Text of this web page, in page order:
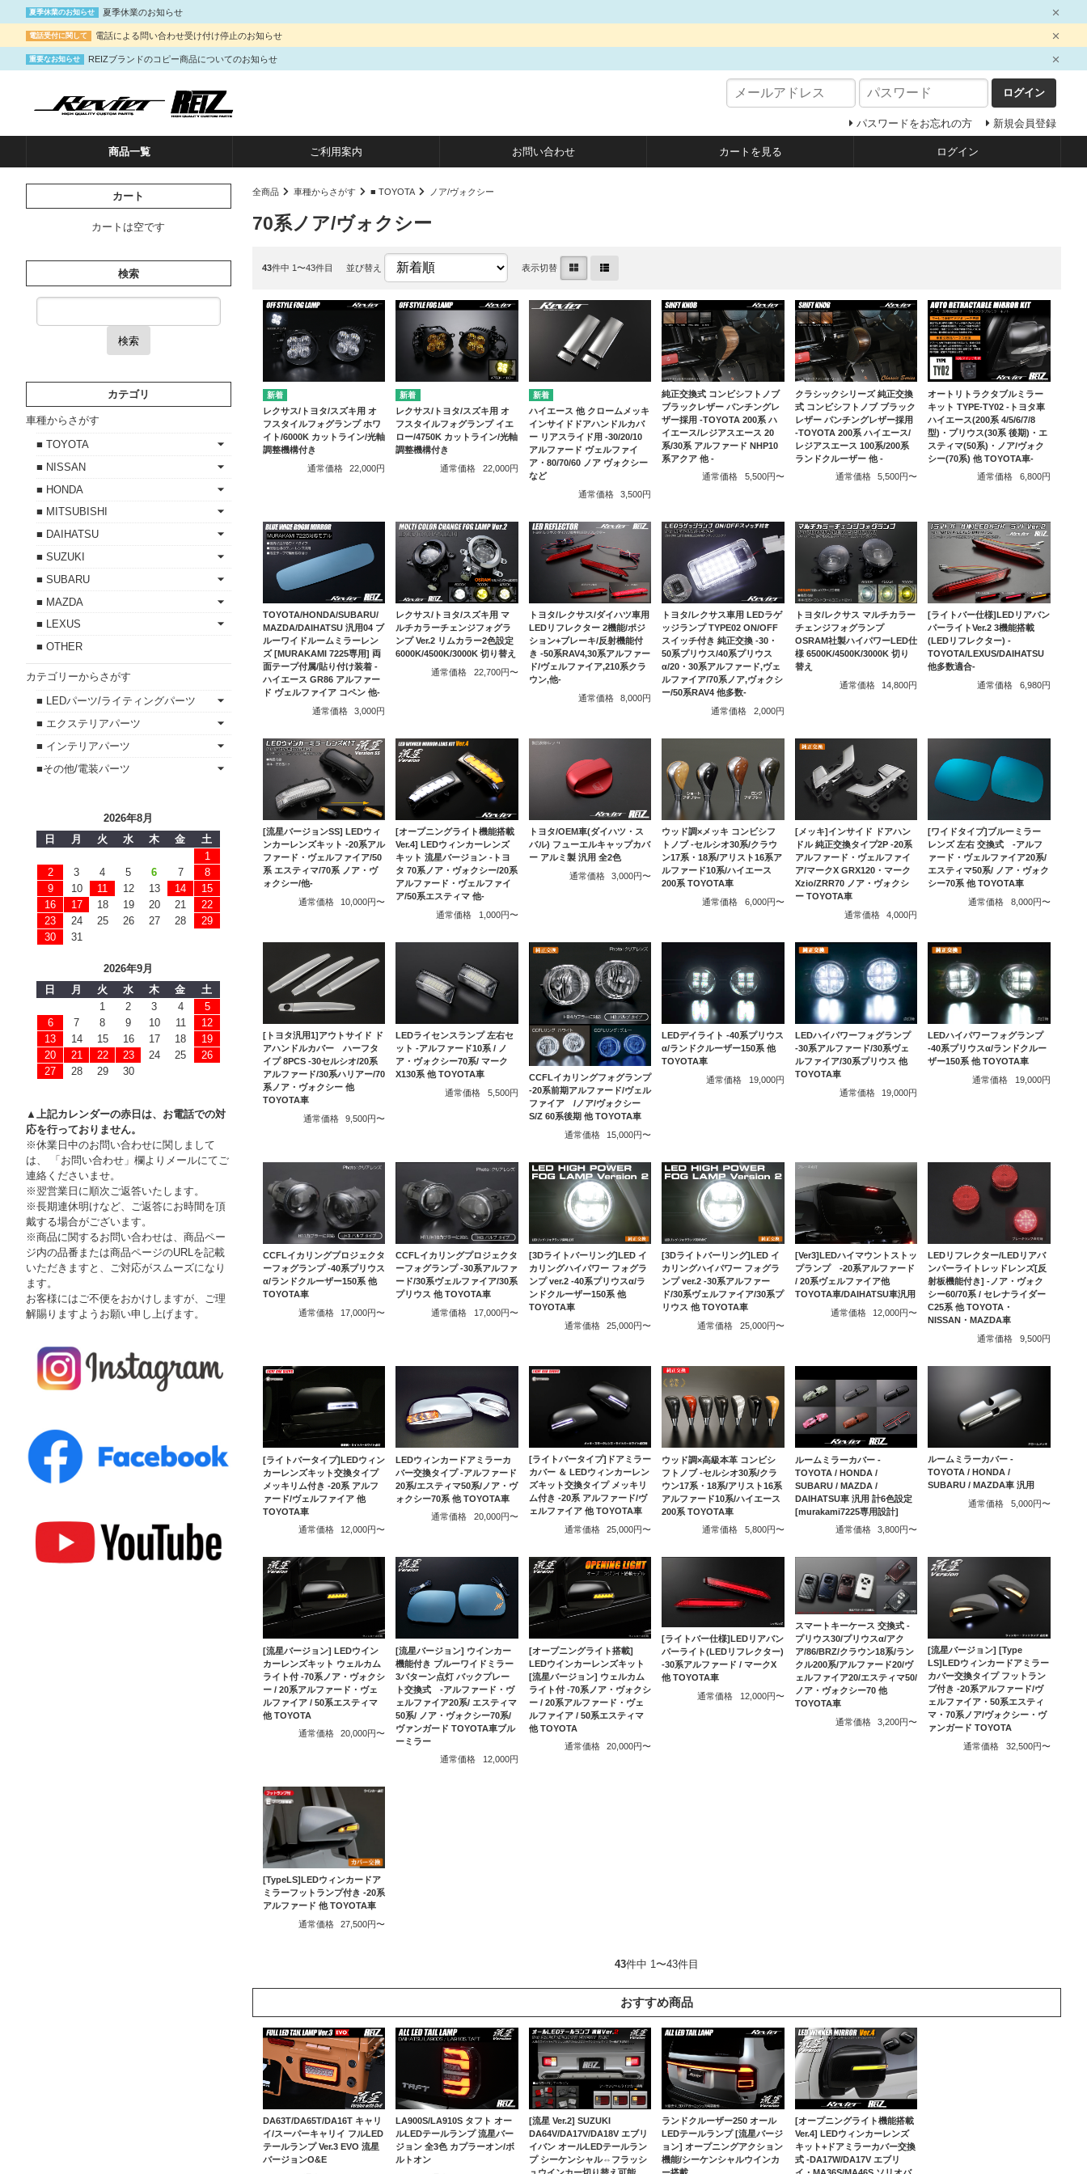
夏季休業のお知らせ 夏季休業のお知らせ
電話受付に関して 電話による問い合わせ受け付け停止のお知らせ
重要なお知らせ REIZブランドのコピー商品についてのお知らせ
ログイン
パスワードをお忘れの方 新規会員登録
商品一覧 ご利用案内 お問い合わせ カートを見る ログイン
全商品 車種からさがす ■ TOYOTA ノア/ヴォクシー
70系ノア/ヴォクシー
43件中 1〜43件目 並び替え 表示切替
レクサス/トヨタ/スズキ用 オ
フスタイルフォグランプ ホワ
イト/6000K カットライン/光軸
調整機構付き
通常価格
22,000円
レクサス/トヨタ/スズキ用 オ
フスタイルフォグランプ イエ
ロー/4750K カットライン/光軸
調整機構付き
通常価格
22,000円
ハイエース 他 クロームメッキ
インサイドドアハンドルカバ
ー リアスライド用 -30/20/10
アルファード ヴェルファイ
ア・80/70/60 ノア ヴォクシー
など
通常価格
3,500円
純正交換式 コンビシフトノブ
ブラックレザー パンチングレ
ザー採用 -TOYOTA 200系 ハ
イエース/レジアスエース 20
系/30系 アルファード NHP10
系アクア 他 -
通常価格
5,500円〜
クラシックシリーズ 純正交換
式 コンビシフトノブ ブラック
レザー パンチングレザー採用
-TOYOTA 200系 ハイエース/
レジアスエース 100系/200系
ランドクルーザー 他 -
通常価格
5,500円〜
オートリトラクタブルミラー
キット TYPE-TY02 -トヨタ車
ハイエース(200系 4/5/6/7/8
型)・プリウス(30系 後期)・エ
スティマ(50系)・ノア/ヴォク
シー(70系) 他 TOYOTA車-
通常価格
6,800円
TOYOTA/HONDA/SUBARU/
MAZDA/DAIHATSU 汎用04 ブ
ルーワイドルームミラーレン
ズ [MURAKAMI 7225専用] 両
面テープ付属/貼り付け装着 -
ハイエース GR86 アルファー
ド ヴェルファイア コペン 他-
通常価格
3,000円
レクサス/トヨタ/スズキ用 マ
ルチカラーチェンジフォグラ
ンプ Ver.2 リムカラー2色設定
6000K/4500K/3000K 切り替え
通常価格
22,700円〜
トヨタ/レクサス/ダイハツ車用
LEDリフレクター 2機能/ポジ
ション+ブレーキ/反射機能付
き -50系RAV4,30系アルファー
ド/ヴェルファイア,210系クラ
ウン,他-
通常価格
8,000円
トヨタ/レクサス車用 LEDラゲ
ッジランプ TYPE02 ON/OFF
スイッチ付き 純正交換 -30・
50系プリウス/40系プリウス
α/20・30系アルファード,ヴェ
ルファイア/70系ノア,ヴォクシ
ー/50系RAV4 他多数-
通常価格
2,000円
トヨタ/レクサス マルチカラー
チェンジフォグランプ
OSRAM社製ハイパワーLED仕
様 6500K/4500K/3000K 切り
替え
通常価格
14,800円
[ライトバー仕様]LEDリアバン
パーライトVer.2 3機能搭載
(LEDリフレクター) -
TOYOTA/LEXUS/DAIHATSU
他多数適合-
通常価格
6,980円
[流星バージョンSS] LEDウィ
ンカーレンズキット -20系アル
ファード・ヴェルファイア/50
系 エスティマ/70系 ノア・ヴ
ォクシー/他-
通常価格
10,000円〜
[オープニングライト機能搭載
Ver.4] LEDウィンカーレンズ
キット 流星バージョン -トヨ
タ 70系ノア・ヴォクシー/20系
アルファード・ヴェルファイ
ア/50系エスティマ 他-
通常価格
1,000円〜
トヨタ/OEM車(ダイハツ・ス
バル) フューエルキャップカバ
ー アルミ製 汎用 全2色
通常価格
3,000円〜
ウッド調×メッキ コンビシフ
トノブ -セルシオ30系/クラウ
ン17系・18系/アリスト16系ア
ルファード10系/ハイエース
200系 TOYOTA車
通常価格
6,000円〜
[メッキ]インサイド ドアハン
ドル 純正交換タイプ2P -20系
アルファード・ヴェルファイ
ア/マークX GRX120・マーク
Xzio/ZRR70 ノア・ヴォクシ
ー TOYOTA車
通常価格
4,000円
[ワイドタイプ]ブルーミラー
レンズ 左右 交換式 -アルフ
ァード・ヴェルファイア20系/
エスティマ50系/ ノア・ヴォク
シー70系 他 TOYOTA車
通常価格
8,000円〜
[トヨタ汎用1]アウトサイド ド
アハンドルカバー ハーフタ
イプ 8PCS -30セルシオ/20系
アルファード/30系ハリアー/70
系ノア・ヴォクシー 他
TOYOTA車
通常価格
9,500円〜
LEDライセンスランプ 左右セ
ット -アルファード10系 / ノ
ア・ヴォクシー70系/ マーク
X130系 他 TOYOTA車
通常価格
5,500円
CCFLイカリングフォグランプ
-20系前期アルファード/ヴェル
ファイア /ノア/ヴォクシー
S/Z 60系後期 他 TOYOTA車
通常価格
15,000円〜
LEDデイライト -40系プリウス
α/ランドクルーザー150系 他
TOYOTA車
通常価格
19,000円
LEDハイパワーフォグランプ
-30系アルファード/30系ヴェ
ルファイア/30系プリウス 他
TOYOTA車
通常価格
19,000円
LEDハイパワーフォグランプ
-40系プリウスα/ランドクルー
ザー150系 他 TOYOTA車
通常価格
19,000円
CCFLイカリングプロジェクタ
ーフォグランプ -40系プリウス
α/ランドクルーザー150系 他
TOYOTA車
通常価格
17,000円〜
CCFLイカリングプロジェクタ
ーフォグランプ -30系アルファ
ード/30系ヴェルファイア/30系
プリウス 他 TOYOTA車
通常価格
17,000円〜
[3Dライトバーリング]LED イ
カリングハイパワー フォグラ
ンプ ver.2 -40系プリウスα/ラ
ンドクルーザー150系 他
TOYOTA車
通常価格
25,000円〜
[3Dライトバーリング]LED イ
カリングハイパワー フォグラ
ンプ ver.2 -30系アルファー
ド/30系ヴェルファイア/30系プ
リウス 他 TOYOTA車
通常価格
25,000円〜
[Ver3]LEDハイマウントストッ
プランプ -20系アルファード
/ 20系ヴェルファイア他
TOYOTA車/DAIHATSU車汎用
通常価格
12,000円〜
LEDリフレクター/LEDリアバ
ンパーライトレッドレンズ[反
射板機能付き] -ノア・ヴォク
シー60/70系 / セレナライダー
C25系 他 TOYOTA・
NISSAN・MAZDA車
通常価格
9,500円
[ライトバータイプ]LEDウィン
カーレンズキット交換タイプ
メッキリム付き -20系 アルフ
ァード/ヴェルファイア 他
TOYOTA車
通常価格
12,000円〜
LEDウィンカードアミラーカ
バー交換タイプ -アルファード
20系/エスティマ50系/ノア・ヴ
ォクシー70系 他 TOYOTA車
通常価格
20,000円〜
[ライトバータイプ]ドアミラー
カバー ＆ LEDウィンカーレン
ズキット交換タイプ メッキリ
ム付き -20系 アルファード/ヴ
ェルファイア 他 TOYOTA車
通常価格
25,000円〜
ウッド調×高級本革 コンビシ
フトノブ -セルシオ30系/クラ
ウン17系・18系/アリスト16系
アルファード10系/ハイエース
200系 TOYOTA車
通常価格
5,800円〜
ルームミラーカバー -
TOYOTA / HONDA /
SUBARU / MAZDA /
DAIHATSU車 汎用 計6色設定
[murakami7225専用設計]
通常価格
3,800円〜
ルームミラーカバー -
TOYOTA / HONDA /
SUBARU / MAZDA車 汎用
通常価格
5,000円〜
[流星バージョン] LEDウイン
カーレンズキット ウェルカム
ライト付 -70系ノア・ヴォクシ
ー / 20系アルファード・ヴェ
ルファイア / 50系エスティマ
他 TOYOTA
通常価格
20,000円〜
[流星バージョン] ウインカー
機能付き ブルーワイドミラー
3パターン点灯 バックプレー
ト交換式 -アルファード・ヴ
ェルファイア20系/ エスティマ
50系/ ノア・ヴォクシー70系/
ヴァンガード TOYOTA車ブル
ーミラー
通常価格
12,000円
[オープニングライト搭載]
LEDウインカーレンズキット
[流星バージョン] ウェルカム
ライト付 -70系ノア・ヴォクシ
ー / 20系アルファード・ヴェ
ルファイア / 50系エスティマ
他 TOYOTA
通常価格
20,000円〜
[ライトバー仕様]LEDリアバン
パーライト(LEDリフレクター)
-30系アルファード / マークX
他 TOYOTA車
通常価格
12,000円〜
スマートキーケース 交換式 -
プリウス30/プリウスα/アク
ア/86/BRZ/クラウン18系/ラン
クル200系/アルファード20/ヴ
ェルファイア20/エスティマ50/
ノア・ヴォクシー70 他
TOYOTA車
通常価格
3,200円〜
[流星バージョン] [Type
LS]LEDウィンカードアミラー
カバー交換タイプ フットラン
プ付き -20系アルファード/ヴ
ェルファイア・50系エスティ
マ・70系ノア/ヴォクシー・ヴ
ァンガード TOYOTA
通常価格
32,500円〜
[TypeLS]LEDウィンカードア
ミラーフットランプ付き -20系
アルファード 他 TOYOTA車
通常価格
27,500円〜
43件中 1〜43件目
おすすめ商品
DA63T/DA65T/DA16T キャリ
イ/スーパーキャリイ フルLED
テールランプ Ver.3 EVO 流星
バージョンO&E
LA900S/LA910S タフト オー
ルLEDテールランプ 流星バー
ジョン 全3色 カプラーオン/ボ
ルトオン
[流星 Ver.2] SUZUKI
DA64V/DA17V/DA18V エブリ
イバン オールLEDテールラン
プ シーケンシャル⇔フラッシ
ランドクルーザー250 オール
LEDテールランプ [流星バージ
ョン] オープニングアクション
機能/シーケンシャルウインカ
[オープニングライト機能搭載
Ver.4] LEDウィンカーレンズ
キット+ドアミラーカバー交換
式 -DA17W/DA17V エブリ
カート
カートは空です
検索
検索
カテゴリ
車種からさがす
■ TOYOTA
■ NISSAN
■ HONDA
■ MITSUBISHI
■ DAIHATSU
■ SUZUKI
■ SUBARU
■ MAZDA
■ LEXUS
■ OTHER
カテゴリーからさがす
■ LEDパーツ/ライティングパーツ
■ エクステリアパーツ
■ インテリアパーツ
■その他/電装パーツ
2026年8月
日
月 火 水 木 金
土
1
2
3 4 5 6 7
8
9
10 11 12 13 14
15
16
17 18 19 20 21
22
23
24 25 26 27 28
29
30
31
2026年9月
日
月 火 水 木 金
土
1
2 3 4
5
6
7 8 9 10 11
12
13
14 15 16 17 18
19
20
21 22 23 24 25
26
27
28 29 30
▲上記カレンダーの赤日は、お電話での対
応を行っておりません。
※休業日中のお問い合わせに関しまして
は、 「お問い合わせ」欄よりメールにてご
連絡くださいませ。
※翌営業日に順次ご返答いたします。
※長期連休明けなど、ご返答にお時間を頂
戴する場合がございます。
※商品に関するお問い合わせは、商品ペー
ジ内の品番または商品ページのURLを記載
いただきますと、ご対応がスムーズになり
ます。
お客様にはご不便をおかけしますが、ご理
解賜りますようお願い申し上げます。